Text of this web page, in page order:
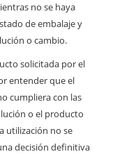
no se haya
de embalaje y
o cambio.
solicitada por el
entender que el
cumpliera con las
o el producto
utilización no se
decisión definitiva